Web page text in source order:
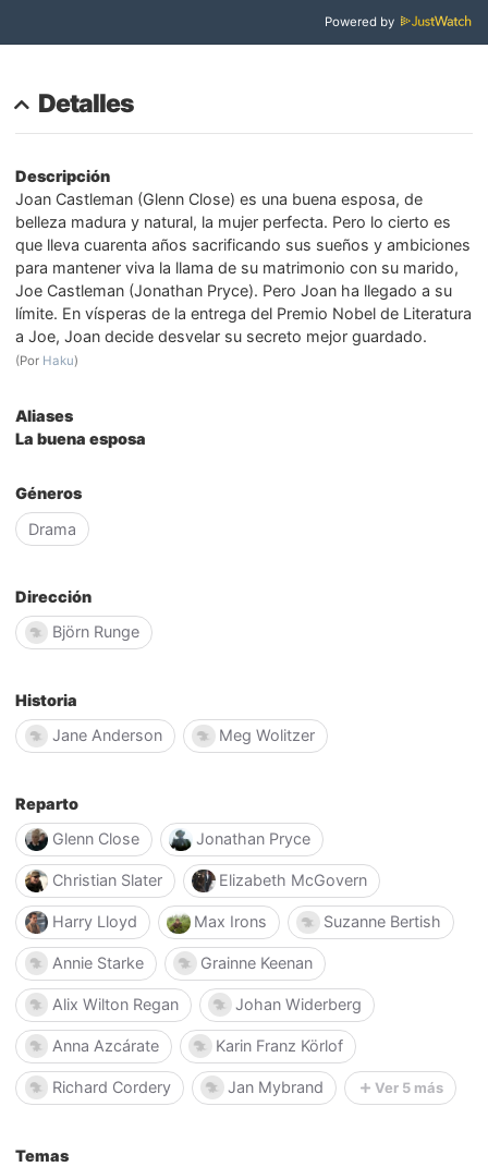
Powered by
Detalles
Descripción
Joan Castleman (Glenn Close) es una buena esposa, de
belleza madura y natural, la mujer perfecta. Pero lo cierto es
que lleva cuarenta años sacrificando sus sueños y ambiciones
para mantener viva la llama de su matrimonio con su marido,
Joe Castleman (Jonathan Pryce). Pero Joan ha llegado a su
límite. En vísperas de la entrega del Premio Nobel de Literatura
a Joe, Joan decide desvelar su secreto mejor guardado.
(Por Haku)
Aliases
La buena esposa
Géneros
Drama
Dirección
Björn Runge
Historia
Jane Anderson
Meg Wolitzer
Reparto
Glenn Close
Jonathan Pryce
Christian Slater Elizabeth McGovern
Harry Lloyd Max Irons Suzanne Bertish
Annie Starke Grainne Keenan
Alix Wilton Regan Johan Widerberg
Anna Azcárate Karin Franz Körlof
Richard Cordery Jan Mybrand Ver 5 más
Temas